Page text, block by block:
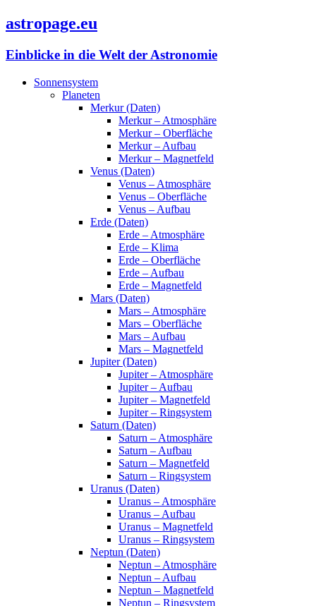
astropage.eu
Einblicke in die Welt der Astronomie
Sonnensystem
Planeten
Merkur (Daten)
Merkur – Atmosphäre
Merkur – Oberfläche
Merkur – Aufbau
Merkur – Magnetfeld
Venus (Daten)
Venus – Atmosphäre
Venus – Oberfläche
Venus – Aufbau
Erde (Daten)
Erde – Atmosphäre
Erde – Klima
Erde – Oberfläche
Erde – Aufbau
Erde – Magnetfeld
Mars (Daten)
Mars – Atmosphäre
Mars – Oberfläche
Mars – Aufbau
Mars – Magnetfeld
Jupiter (Daten)
Jupiter – Atmosphäre
Jupiter – Aufbau
Jupiter – Magnetfeld
Jupiter – Ringsystem
Saturn (Daten)
Saturn – Atmosphäre
Saturn – Aufbau
Saturn – Magnetfeld
Saturn – Ringsystem
Uranus (Daten)
Uranus – Atmosphäre
Uranus – Aufbau
Uranus – Magnetfeld
Uranus – Ringsystem
Neptun (Daten)
Neptun – Atmosphäre
Neptun – Aufbau
Neptun – Magnetfeld
Neptun – Ringsystem